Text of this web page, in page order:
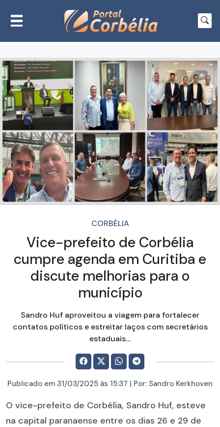
CORBÉLIA
Vice-prefeito de Corbélia
cumpre agenda em Curitiba e
discute melhorias para o
município
Sandro Huf aproveitou a viagem para fortalecer
contatos políticos e estreitar laços com secretários
estaduais…
Publicado em 31/03/2025 às 15:37 | Por: Sandro Kerkhoven
O vice-prefeito de Corbélia, Sandro Huf, esteve
na capital paranaense entre os dias 26 e 29 de